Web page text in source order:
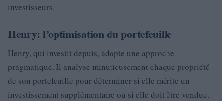
investisseurs.
Henry: l’optimisation du portefeuille
Henry, qui investit depuis, adopte une approche
pragmatique. Il analyse minutieusement chaque propriété
de son portefeuille pour déterminer si elle mérite un
investissement supplémentaire ou si elle doit être vendue.